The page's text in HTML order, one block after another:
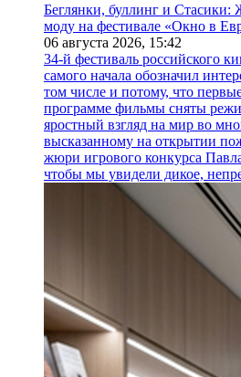
Беглянки, буллинг и Стасики:
моду на фестивале «Окно в
06 августа 2026, 15:42
34-й фестиваль российского
самого начала обозначил
том числе и потому, что
программе фильмы сняты
яростный взгляд на мир во
высказанному на открытии
жюри игрового конкурса
чтобы мы увидели дикое,